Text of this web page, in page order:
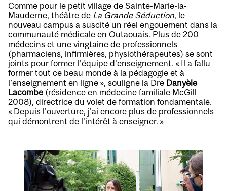
Comme pour le petit village de Sainte-Marie-la-
Mauderne, théâtre de La Grande Séduction, le
nouveau campus a suscité un réel engouement dans la
communauté médicale en Outaouais. Plus de 200
médecins et une vingtaine de professionnels
(pharmaciens, infirmières, physiothérapeutes) se sont
joints pour former l’équipe d’enseignement. « Il a fallu
former tout ce beau monde à la pédagogie et à
l’enseignement en ligne », souligne la Dre Danyèle
Lacombe (résidence en médecine familiale McGill
2008), directrice du volet de formation fondamentale.
« Depuis l’ouverture, j’ai encore plus de professionnels
qui démontrent de l’intérêt à enseigner. »